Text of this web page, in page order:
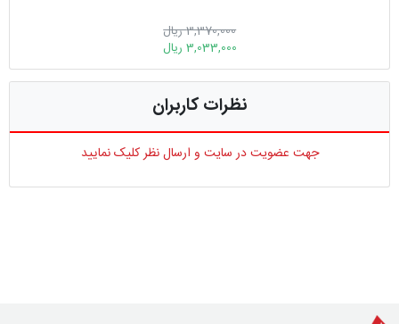
3,370,000 ریال
3,033,000 ریال
نظرات کاربران
جهت عضویت در سایت و ارسال نظر کلیک نمایید